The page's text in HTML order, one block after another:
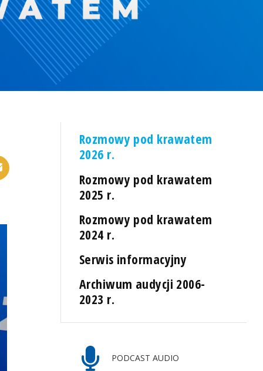
Rozmowy pod krawatem
2026 r.
Rozmowy pod krawatem
2025 r.
Rozmowy pod krawatem
2024 r.
Serwis informacyjny
Archiwum audycji 2006-
2023 r.
PODCAST AUDIO